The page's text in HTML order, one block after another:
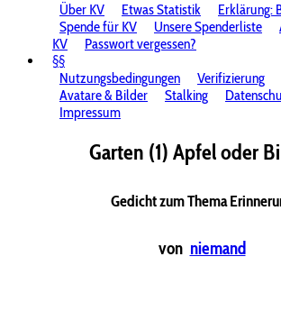
Über KV
Etwas Statistik
Erklärung:
Spende für KV
Unsere Spenderliste
KV
Passwort vergessen?
§§
Nutzungsbedingungen
Verifizierung
Avatare & Bilder
Stalking
Impressum
Garten (1) Apfel oder
Gedicht zum Thema
von niemand